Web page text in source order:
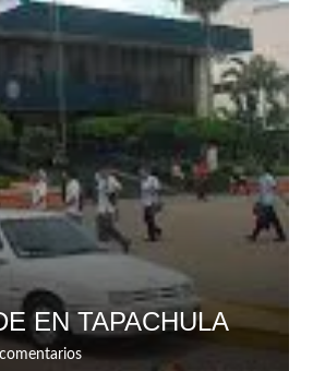
EN TAPACHULA